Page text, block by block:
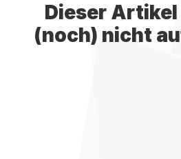
Dieser
(noch) nicht